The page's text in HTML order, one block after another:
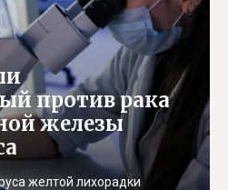
против рака
железы
желтой лихорадки